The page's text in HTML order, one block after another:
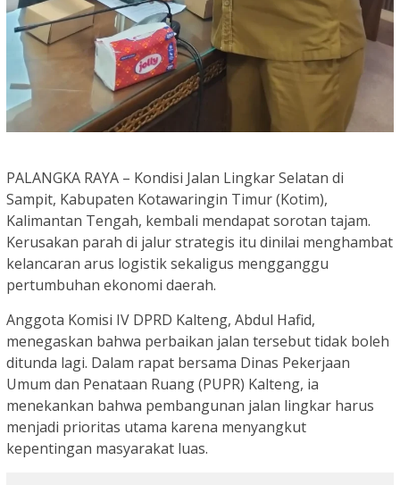
PALANGKA RAYA – Kondisi Jalan Lingkar Selatan di
Sampit, Kabupaten Kotawaringin Timur (Kotim),
Kalimantan Tengah, kembali mendapat sorotan tajam.
Kerusakan parah di jalur strategis itu dinilai menghambat
kelancaran arus logistik sekaligus mengganggu
pertumbuhan ekonomi daerah.
Anggota Komisi IV DPRD Kalteng, Abdul Hafid,
menegaskan bahwa perbaikan jalan tersebut tidak boleh
ditunda lagi. Dalam rapat bersama Dinas Pekerjaan
Umum dan Penataan Ruang (PUPR) Kalteng, ia
menekankan bahwa pembangunan jalan lingkar harus
menjadi prioritas utama karena menyangkut
kepentingan masyarakat luas.